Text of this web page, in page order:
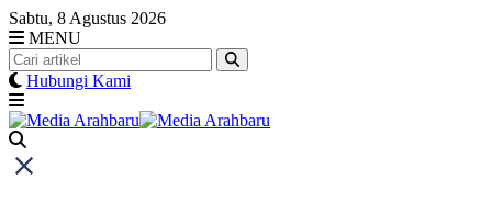
Skip
to
content
Sabtu, 8 Agustus 2026
MENU
Hubungi Kami